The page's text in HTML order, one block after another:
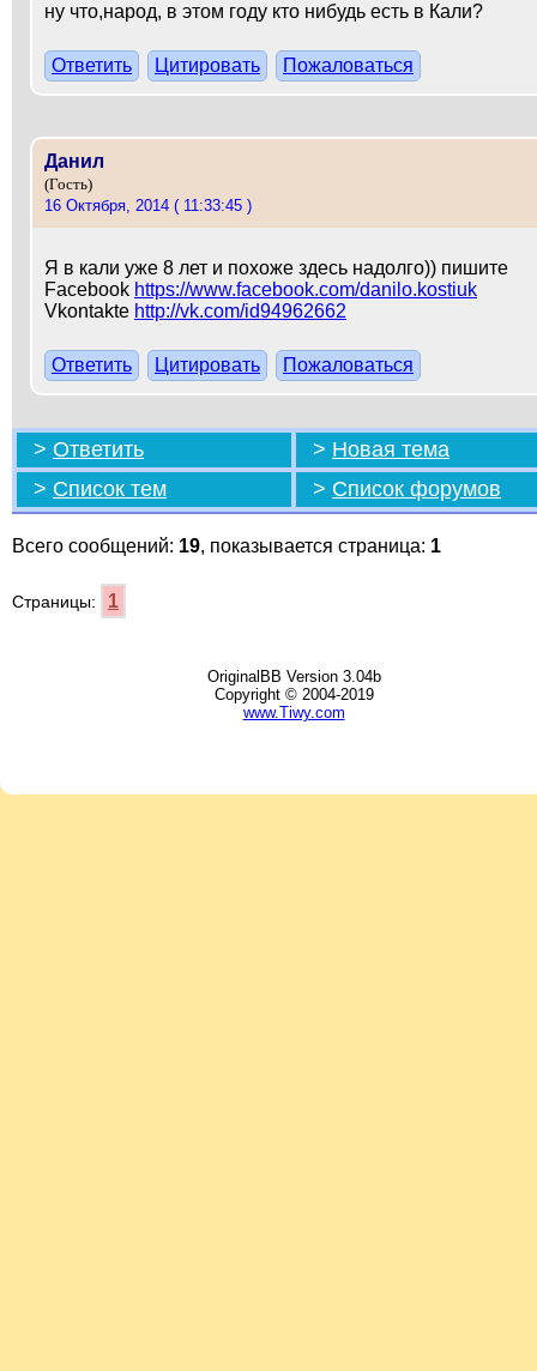
ну что,народ, в этом году кто нибудь есть в Кали?
Ответить Цитировать Пожаловаться
Данил
(Гость)
16 Октября, 2014 ( 11:33:45 )
Я в кали уже 8 лет и похоже здесь надолго)) пишите
Facebook https://www.facebook.com/danilo.kostiuk
Vkontakte http://vk.com/id94962662
Ответить Цитировать Пожаловаться
> Ответить > Новая тема
> Список тем > Список форумов
Всего сообщений: 19, показывается страница: 1
Страницы: 1
OriginalBB Version 3.04b
Copyright © 2004-2019
www.Tiwy.com